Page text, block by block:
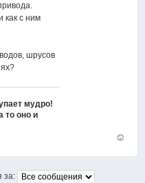
как с ним
шрусов
мудро!
то оно и
за: